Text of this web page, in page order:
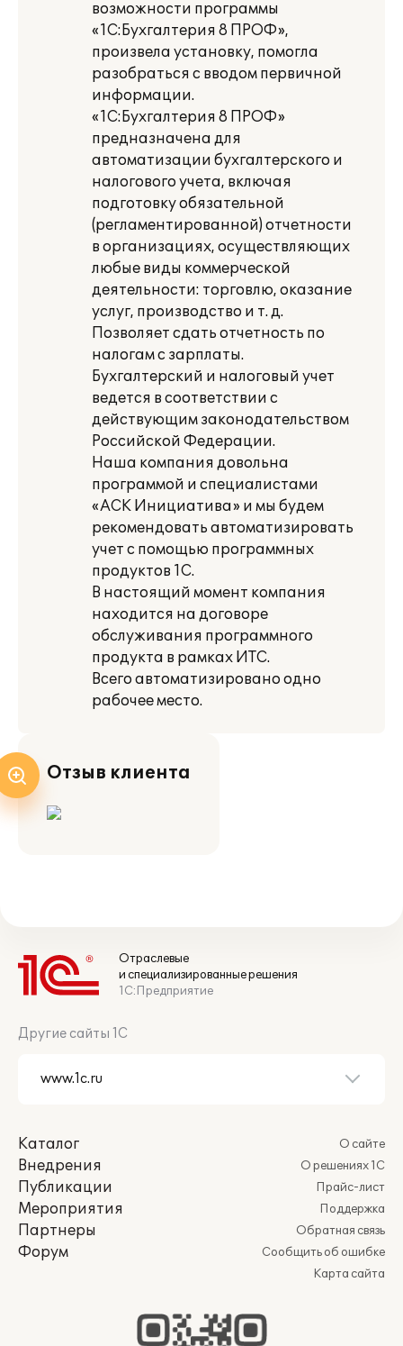
возможности программы
«1С:Бухгалтерия 8 ПРОФ»,
произвела установку, помогла
разобраться с вводом первичной
информации.
«1С:Бухгалтерия 8 ПРОФ»
предназначена для
автоматизации бухгалтерского и
налогового учета, включая
подготовку обязательной
(регламентированной) отчетности
в организациях, осуществляющих
любые виды коммерческой
деятельности: торговлю, оказание
услуг, производство и т. д.
Позволяет сдать отчетность по
налогам с зарплаты.
Бухгалтерский и налоговый учет
ведется в соответствии с
действующим законодательством
Российской Федерации.
Наша компания довольна
программой и специалистами
«АСК Инициатива» и мы будем
рекомендовать автоматизировать
учет с помощью программных
продуктов 1С.
В настоящий момент компания
находится на договоре
обслуживания программного
продукта в рамках ИТС.
Всего автоматизировано одно
рабочее место.
Отзыв клиента
Отраслевые
и специализированные решения
1С:Предприятие
Другие сайты 1С
Каталог
Внедрения
Публикации
Мероприятия
Партнеры
Форум
О сайте
О решениях 1С
Прайс-лист
Поддержка
Обратная связь
Сообщить об ошибке
Карта сайта